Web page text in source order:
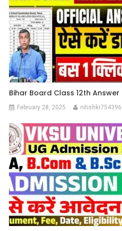
Bihar Board Class 12th
February 28, 2025